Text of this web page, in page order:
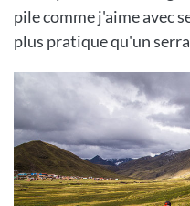
pile comme j'aime avec
plus pratique qu'un